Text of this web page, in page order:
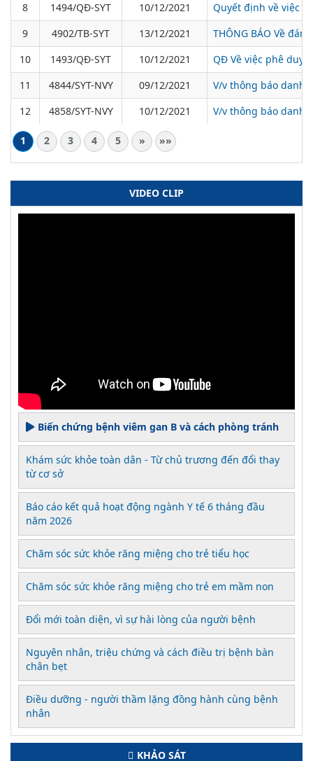
8 1494/QĐ-SYT 10/12/2021
Quyết định về việc
9
4902/TB-SYT 13/12/2021
THÔNG BÁO Về
10
1493/QĐ-SYT 10/12/2021
QĐ Về việc phê
11
4844/SYT-NVY 09/12/2021
V/v thông báo danh
12
4858/SYT-NVY 10/12/2021 V/v thông báo danh
1 2 3 4 5 » »»
VIDEO CLIP
Biến chứng bệnh viêm gan B và cách phòng tránh
Khám sức khỏe toàn dân - Từ chủ trương đến đổi thay
từ cơ sở
Báo cáo kết quả hoạt động ngành Y tế 6 tháng đầu
năm 2026
Chăm sóc sức khỏe răng miệng cho trẻ tiểu học
Chăm sóc sức khỏe răng miệng cho trẻ em mầm non
Đổi mới toàn diện, vì sự hài lòng của người bệnh
Nguyên nhân, triệu chứng và cách điều trị bệnh bàn
chân bẹt
Điều dưỡng - người thầm lặng đồng hành cùng bệnh
nhân
KHẢO SÁT